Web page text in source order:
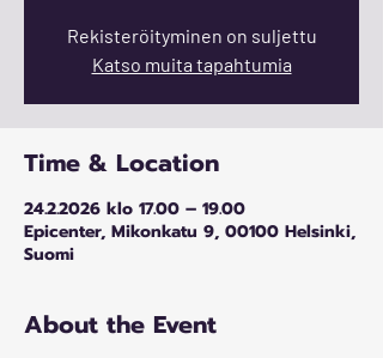
Rekisteröityminen on suljettu
Katso muita tapahtumia
Time & Location
24.2.2026 klo 17.00 – 19.00
Epicenter, Mikonkatu 9, 00100 Helsinki,
Suomi
About the Event